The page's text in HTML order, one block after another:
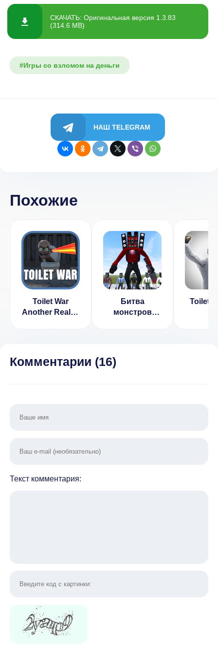
СКАЧАТЬ: Оригинальная версия 1.3.83
(314.6 MB)
#Игры со взломом на деньги
НАШ TELEGRAM
Похожие
Toilet War
Another Reality
Битва
монстров
Toilet
Комментарии (16)
Текст комментария: